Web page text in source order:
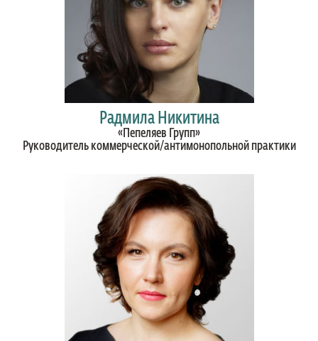
Радмила Никитина
«Пепеляев Групп»
Руководитель коммерческой/антимонопольной практики